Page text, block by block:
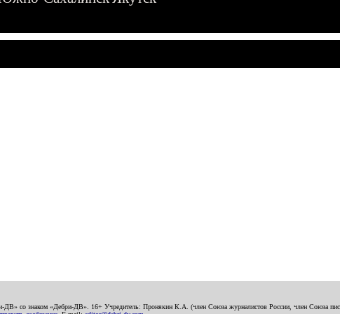
ДВ» со знаком «Дебри-ДВ». 16+ Учредитель: Пронякин К.А. (член Союза журналистов России, член Союза